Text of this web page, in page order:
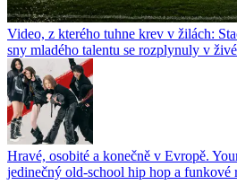
Video, z kterého tuhne krev v žilách:
sny mladého talentu se rozplynuly v
Hravé, osobité a konečně v Evropě.
jedinečný old-school hip hop a funkové